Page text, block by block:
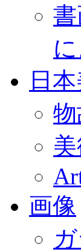
に
日
画像